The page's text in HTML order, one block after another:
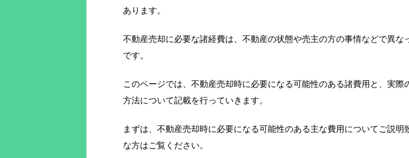
あります。
不動産売却に必要な諸経費は、不動産の状態や売主の方の事情などで異な
です。
このページでは、不動産売却時に必要になる可能性のある諸費用と、実際
方法について記載を行っていきます。
まずは、不動産売却時に必要になる可能性のある主な費用についてご説明
な方はご覧ください。